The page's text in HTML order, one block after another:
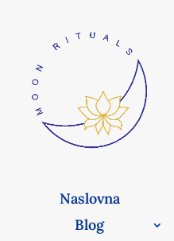
Naslovna
Blog